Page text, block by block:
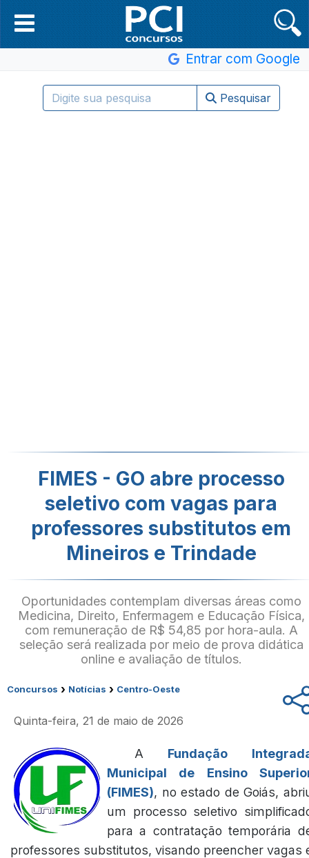
Entrar com Google
Pesquisar
FIMES - GO abre processo
seletivo com vagas para
professores substitutos em
Mineiros e Trindade
Oportunidades contemplam diversas áreas como
Medicina, Direito, Enfermagem e Educação Física,
com remuneração de R$ 54,85 por hora-aula. A
seleção será realizada por meio de prova didática
online e avaliação de títulos.
Concursos › Notícias › Centro-Oeste
Quinta-feira, 21 de maio de 2026
A Fundação
Municipal de Ensino
(FIMES), no estado de Goiás,
um processo seletivo
para a contratação temporária
professores substitutos, visando preencher vagas